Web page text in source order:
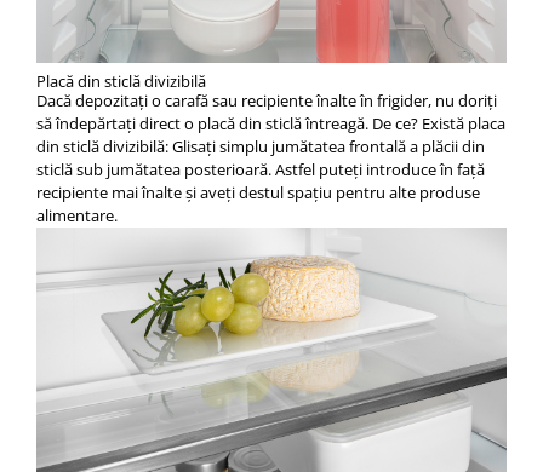
Placă din sticlă divizibilă
Dacă depozitaţi o carafă sau recipiente înalte în frigider, nu doriţi
să îndepărtaţi direct o placă din sticlă întreagă. De ce? Există placa
din sticlă divizibilă: Glisaţi simplu jumătatea frontală a plăcii din
sticlă sub jumătatea posterioară. Astfel puteţi introduce în faţă
recipiente mai înalte şi aveţi destul spaţiu pentru alte produse
alimentare.